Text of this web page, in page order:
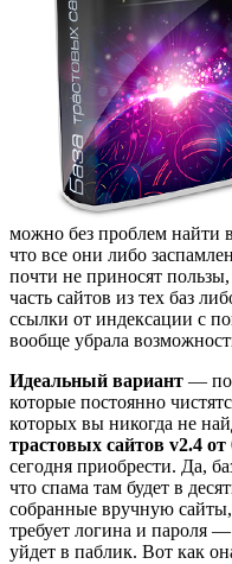
можно без проблем найти
что все они либо
почти не приносят
часть сайтов из тех баз
ссылки от индексации с
вообще убрала
Идеальный вариант —
которые постоянно
которых вы никогда не
трастовых сайтов v2.4 от
сегодня приобрести. Да,
что спама там будет в
собранные вручную
требует логина и пароля
уйдет в паблик. Вот как